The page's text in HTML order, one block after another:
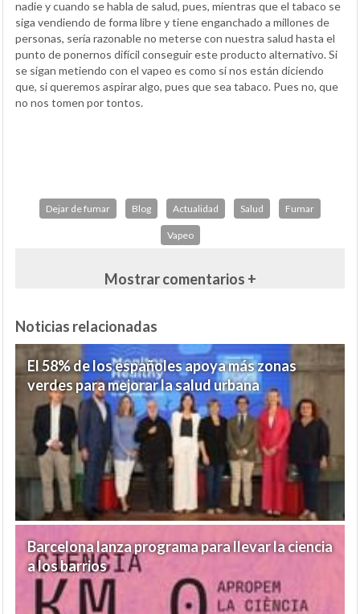
nadie y cuando se habla de salud, pues, mientras que el tabaco se
siga vendiendo de forma libre y tiene enganchado a millones de
personas, sería razonable no meterse con nuestra salud hasta el
punto de ponernos difícil conseguir este producto alternativo. Si
se sigan metiendo con el vapeo es como si nos están diciendo
que, si queremos aspirar algo, pues que sea tabaco. Pues no, que
no nos tomen por tontos.
Dejar de fumar Blog Actualidad Salud Fumar
Vapeo
Mostrar comentarios +
Noticias relacionadas
El 58% de los españoles apoya más zonas
verdes para mejorar la salud urbana
Barcelona lanza programa para llevar la ciencia
a los barrios